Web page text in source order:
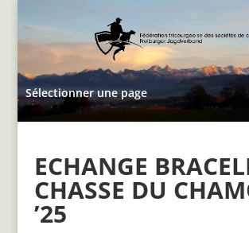
Sélectionner une page
ECHANGE
CHASSE DU
’25